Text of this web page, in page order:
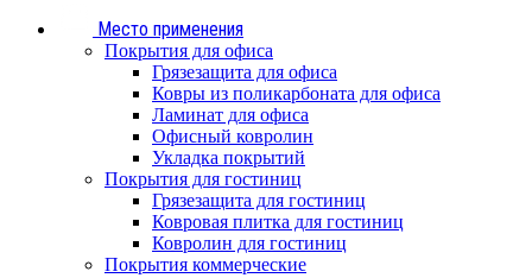
Место применения
Покрытия для офиса
Грязезащита для офиса
Ковры из поликарбоната для офиса
Ламинат для офиса
Офисный ковролин
Укладка покрытий
Покрытия для гостиниц
Грязезащита для гостиниц
Ковровая плитка для гостиниц
Ковролин для гостиниц
Покрытия коммерческие